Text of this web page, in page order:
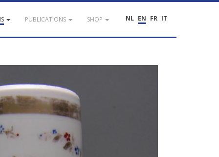
NL EN FR IT
PUBLICATIONS SHOP